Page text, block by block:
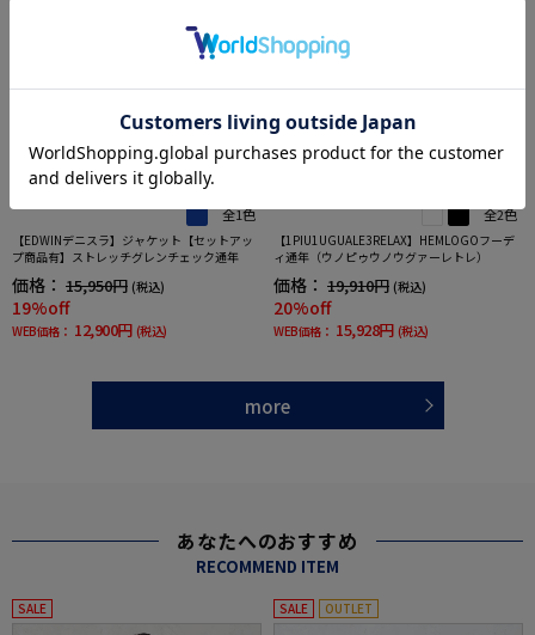
全1色
【EDWINデニスラ】ジャケット【セットアッ
プ商品有】ストレッチグレンチェック通年
価格： 15,950円 (税込)
19%off
WEB価格： 12,900円 (税込)
全2色
【1PIU1UGUALE3RELAX】HEMLOGOフーデ
ィ通年（ウノピゥウノウグァーレトレ）
価格： 19,910円 (税込)
20%off
WEB価格： 15,928円 (税込)
more
あなたへのおすすめ
RECOMMEND ITEM
SALE SALE OUTLET